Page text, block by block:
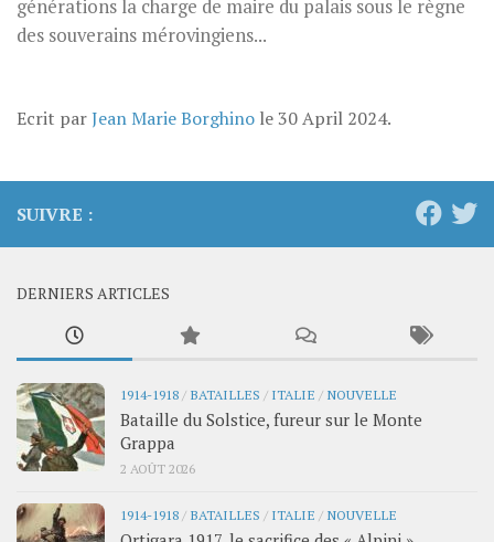
générations la charge de maire du palais sous le règne
des souverains mérovingiens...
Ecrit parJean Marie Borghino le30 April 2024.
SUIVRE :
DERNIERS ARTICLES
1914-1918 / BATAILLES / ITALIE / NOUVELLE
Bataille du Solstice, fureur sur le Monte
Grappa
2 AOÛT 2026
1914-1918 / BATAILLES / ITALIE / NOUVELLE